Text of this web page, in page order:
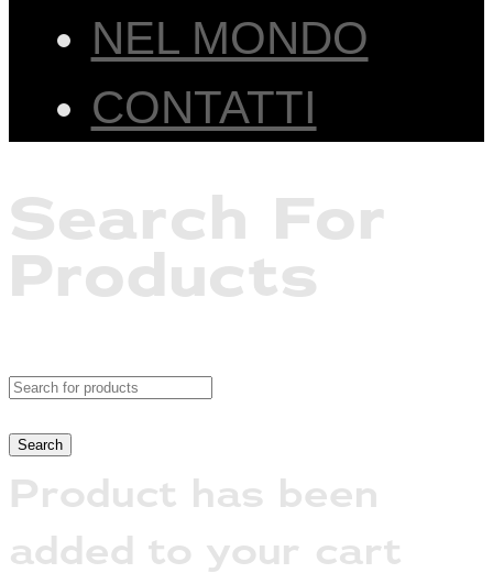
NEL MONDO
CONTATTI
Search For
Products
Product has been
added to your cart